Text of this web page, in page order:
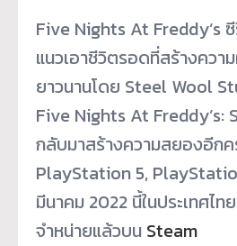
Five Nights At Freddy’s
แนวเอาชีวิตรอดที่สร้างควา
ยาวนานโดย Steel Wool
Five Nights At Freddy’s:
กลับมาสร้างความสยองอีก
PlayStation 5,
มีนาคม 2022 นี้ในประเทศไท
จำหน่ายแล้วบน Steam